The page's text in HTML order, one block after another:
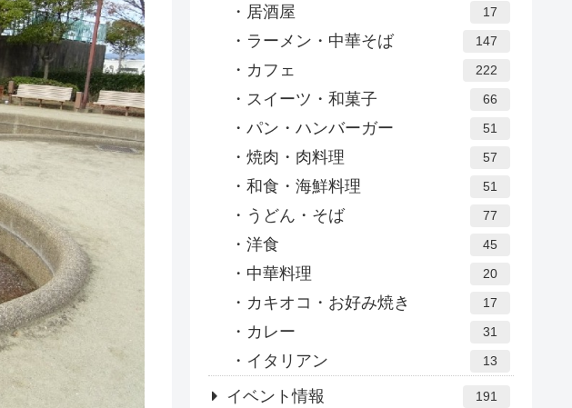
居酒屋 17
ラーメン・中華そば 147
カフェ 222
スイーツ・和菓子 66
パン・ハンバーガー 51
焼肉・肉料理 57
和食・海鮮料理 51
うどん・そば 77
洋食 45
中華料理 20
カキオコ・お好み焼き 17
カレー 31
イタリアン 13
イベント情報 191